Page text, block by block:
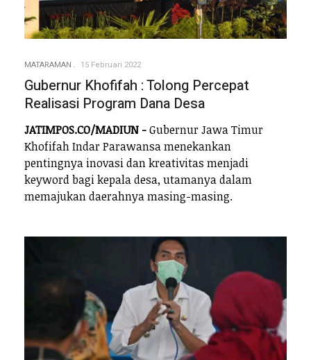
MATARAMAN 15 Februari 2022
Gubernur Khofifah : Tolong Percepat
Realisasi Program Dana Desa
JATIMPOS.CO/MADIUN -Gubernur Jawa Timur
Khofifah Indar Parawansa menekankan
pentingnya inovasi dan kreativitas menjadi
keyword bagi kepala desa, utamanya dalam
memajukan daerahnya masing-masing.